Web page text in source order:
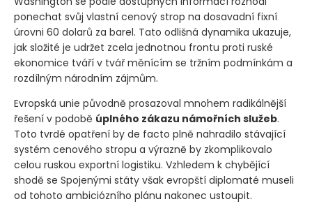
ponechat svůj vlastní cenový strop na dosavadní fixní
úrovni 60 dolarů za barel. Tato odlišná dynamika ukazuje,
jak složité je udržet zcela jednotnou frontu proti ruské
ekonomice tváří v tvář měnícím se tržním podmínkám a
rozdílným národním zájmům.
Evropská unie původně prosazoval mnohem radikálnější
řešení v podobě úplného zákazu námořních služeb.
Toto tvrdé opatření by de facto plně nahradilo stávající
systém cenového stropu a výrazně by zkomplikovalo
celou ruskou exportní logistiku. Vzhledem k chybějící
shodě se Spojenými státy však evropští diplomaté museli
od tohoto ambiciózního plánu nakonec ustoupit.